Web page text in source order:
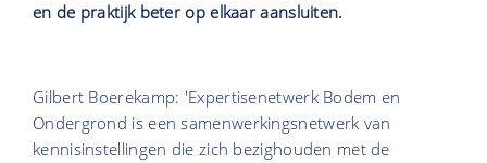
en de praktijk beter op elkaar aansluiten.
Gilbert Boerekamp: 'Expertisenetwerk Bodem en
Ondergrond is een samenwerkingsnetwerk van
kennisinstellingen die zich bezighouden met de